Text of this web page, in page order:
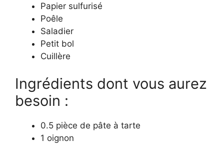
Papier sulfurisé
Poêle
Saladier
Petit bol
Cuillère
Ingrédients dont vous aurez
besoin :
0.5 pièce de pâte à tarte
1 oignon